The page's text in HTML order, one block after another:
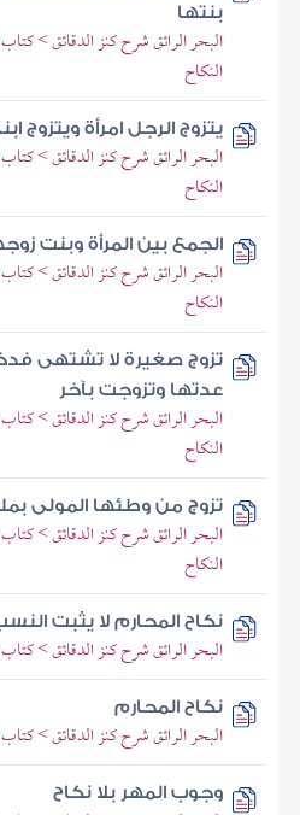
بنتها
البحر الرائق شرح كنز الدقائق >
النكاح
يتزوج الرجل امرأة ويتزوج
البحر الرائق شرح كنز الدقائق >
النكاح
الجمع بين المرأة وبنت
البحر الرائق شرح كنز الدقائق >
النكاح
تزوج صغيرة لا تشتهى
عدتها وتزوجت بآخر
البحر الرائق شرح كنز الدقائق >
النكاح
تزوج من وطئها المولى
البحر الرائق شرح كنز الدقائق >
النكاح
نكاح المحارم لا يثبت
البحر الرائق شرح كنز الدقائق >
نكاح المحارم
البحر الرائق شرح كنز الدقائق >
وجوب المهر بلا نكاح